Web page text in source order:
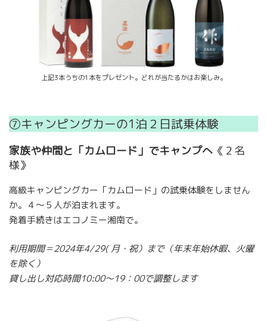
上記3本うちの1本をプレゼント。どれが当たるかはお楽しみ。
⑦キャンピングカーの1泊２日試乗体験
家族や仲間と「カムロード」でキャンプへ 《２名
様》
高級キャンピングカー「カムロード」の試乗体験をしません
か。４～５人が泊まれます。
発着手続きはエコノミー湘南で。
利用期間＝2024年4/29( 月・祝）まで（年末年始休暇、火曜
を除く）
貸し出し対応時間10:00～19：00で調整します